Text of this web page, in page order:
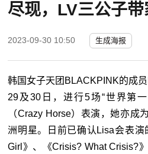
尽现，LV三公子
2023-09-30 10:50 生成海报
韩国女子天团BLACKPINK的成
29及30日，进行5场“世界第
（Crazy Horse）表演，她亦成
洲明星。日前已确认Lisa会表演
Girl》、《Crisis? What Crisis?